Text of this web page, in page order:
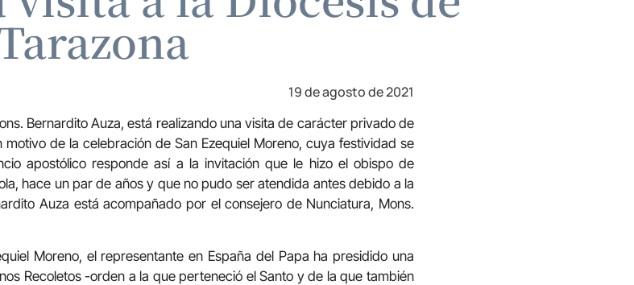
19 de agosto de 2021
Bernardito Auza, está realizando una visita de carácter privado de
de la celebración de San Ezequiel Moreno, cuya festividad se
apostólico responde así a la invitación que le hizo el obispo de
hace un par de años y que no pudo ser atendida antes debido a la
Auza está acompañado por el consejero de Nunciatura, Mons.
Moreno, el representante en España del Papa ha presidido una
Recoletos -orden a la que perteneció el Santo y de la que también